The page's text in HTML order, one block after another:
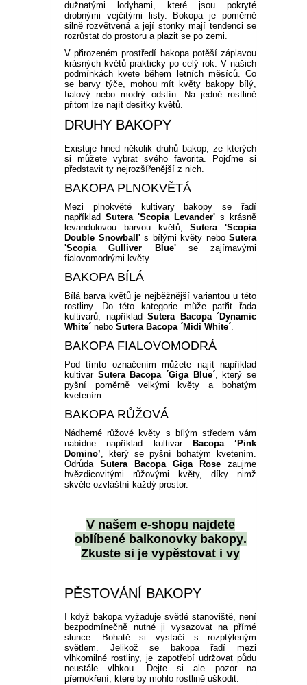
dužnatými lodyhami, které jsou pokryté
drobnými vejčitými listy. Bokopa je poměrně
silně rozvětvená a její stonky mají tendenci se
rozrůstat do prostoru a plazit se po zemi.
V přirozeném prostředí bakopa potěší záplavou
krásných květů prakticky po celý rok. V našich
podmínkách kvete během letních měsíců. Co
se barvy týče, mohou mít květy bakopy bílý,
fialový nebo modrý odstín. Na jedné rostlině
přitom lze najít desítky květů.
DRUHY BAKOPY
Existuje hned několik druhů bakop, ze kterých
si můžete vybrat svého favorita. Pojďme si
představit ty nejrozšířenější z nich.
BAKOPA PLNOKVĚTÁ
Mezi plnokvěté kultivary bakopy se řadí
například Sutera 'Scopia Levander' s krásně
levandulovou barvou květů,Sutera 'Scopia
Double Snowball's bílými květy nebo Sutera
'Scopia Gulliver Blue'se zajímavými
fialovomodrými květy.
BAKOPA BÍLÁ
Bílá barva květů je nejběžnější variantou u této
rostliny. Do této kategorie může patřit řada
kultivarů, například Sutera Bacopa ´Dynamic
White´ nebo Sutera Bacopa ´Midi White´.
BAKOPA FIALOVOMODRÁ
Pod tímto označením můžete najít například
kultivar Sutera Bacopa ´Giga Blue´, který se
pyšní poměrně velkými květy a bohatým
kvetením.
BAKOPA RŮŽOVÁ
Nádherné růžové květy s bílým středem vám
nabídne například kultivar
Bacopa ‘Pink
Domino’, který se pyšní bohatým kvetením.
Odrůda Sutera Bacopa Giga Rose zaujme
hvězdicovitými růžovými květy, díky nimž
skvěle ozvláštní každý prostor.
V našem e-shopu najdete
oblíbené balkonovky bakopy.
Zkuste si je vypěstovat i vy
PĚSTOVÁNÍ BAKOPY
I když bakopa vyžaduje světlé stanoviště, není
bezpodmínečně nutné ji vysazovat na přímé
slunce. Bohatě si vystačí s rozptýleným
světlem. Jelikož se bakopa řadí mezi
vlhkomilné rostliny, je zapotřebí udržovat půdu
neustále vlhkou. Dejte si ale pozor na
přemokření, které by mohlo rostlině uškodit.